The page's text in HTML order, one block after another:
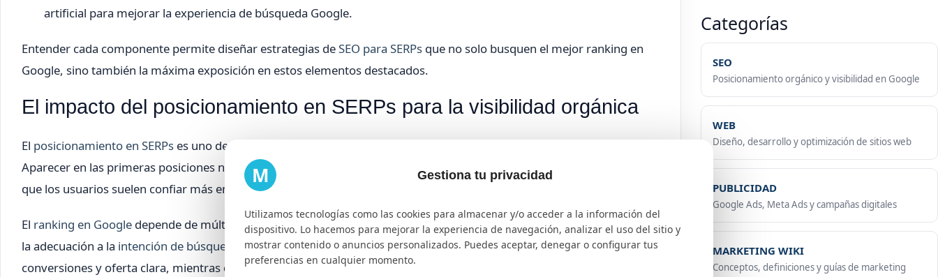
artificial para mejorar la experiencia de búsqueda Google.
Entender cada componente permite diseñar estrategias deSEO para SERPs que no solo busquen el mejor ranking en
Google, sino también la máxima exposición en estos elementos destacados.
El impacto del posicionamiento en SERPs para la visibilidad orgánica
El posicionamiento en SERPs es uno de los factores más determinantes para el éxito de cualquier proyecto web.
Aparecer en las primeras posiciones no solo aumenta la cantidad de visitas sino que mejora la calidad del tráfico, ya
que los usuarios suelen confiar más en los resultados que Google muestra primero.
El ranking en Google depende de múltiples factores, incluyendo la relevancia de contenido, la autoridad del dominio y
la adecuación a la intención de búsqueda SEO. Por ejemplo, lasbúsquedas transaccionalesrequieren enfoque en
conversiones y oferta clara, mientras que las informacionales demandan contenido profundo y bien estructurado.
Categorías
SEO
Posicionamiento orgánico y visibilidad en Google
WEB
Diseño, desarrollo y optimización de sitios web
PUBLICIDAD
Google Ads, Meta Ads y campañas digitales
MARKETING WIKI
Conceptos, definiciones y guías de marketing
M Gestiona tu privacidad
Utilizamos tecnologías como las cookies para almacenar y/o acceder a la información del
dispositivo. Lo hacemos para mejorar la experiencia de navegación, analizar el uso del sitio y
mostrar contenido o anuncios personalizados. Puedes aceptar, denegar o configurar tus
preferencias en cualquier momento.